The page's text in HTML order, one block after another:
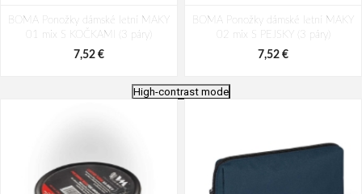
BOMA Ponožky dámské letní MAKY
01 mix S KOČKAMI (3 páry)
7,52 €
BOMA Ponožky dámské letní MAKY
02 mix S PEJSKY (3 páry)
7,52 €
High-contrast mode